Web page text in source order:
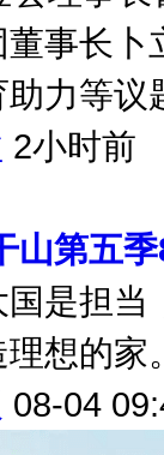
会理事
事长
力等议
2小时前
山第五
是担
想的家
08-04